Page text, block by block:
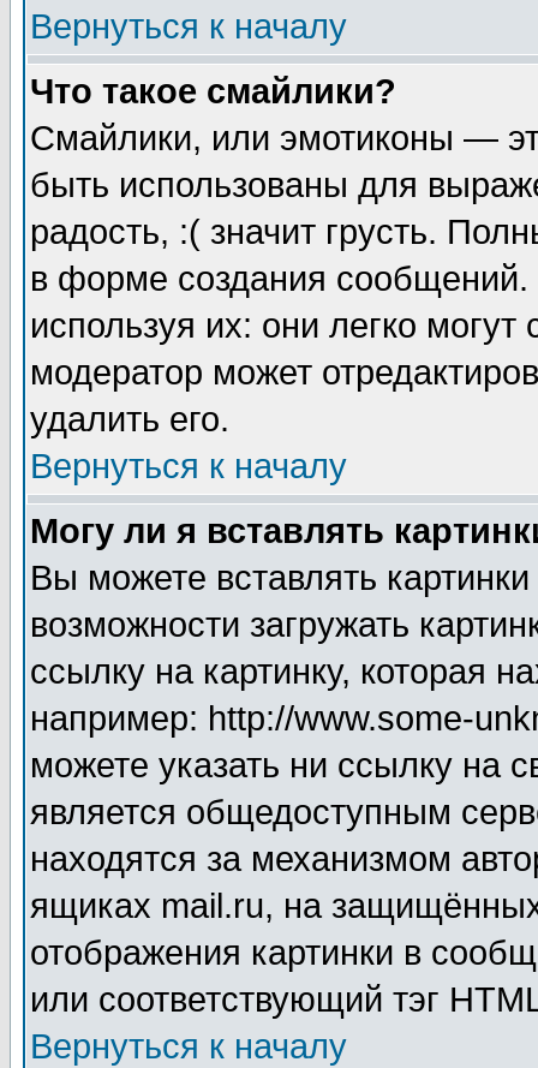
Вернуться к началу
Что такое смайлики?
Смайлики, или эмотиконы —
быть использованы для
радость, :( значит грусть.
в форме создания сообщений.
используя их: они легко
модератор может
удалить его.
Вернуться к началу
Могу ли я вставлять
Вы можете вставлять
возможности загружать
ссылку на картинку, которая
например: http://www.some-
можете указать ни ссылку на
является общедоступным
находятся за механизмом
ящиках mail.ru, на
отображения картинки в
или соответствующий тэг
Вернуться к началу